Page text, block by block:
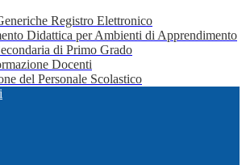
Registro Elettronico
Didattica per Ambienti di Apprendimento
di Primo Grado
Docenti
del Personale Scolastico